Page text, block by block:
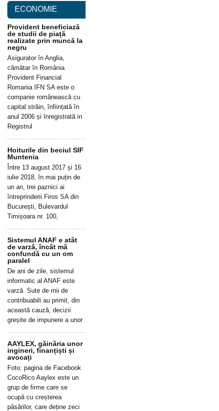
ECONOMIE
Provident beneficiază
de studii de piață
realizate prin muncă la
negru
Asigurator în Anglia,
cămătar în România
Provident Financial
Romania IFN SA este o
companie românească cu
capital străin, înființată în
anul 2006 și înregistrată in
Registrul
Hoiturile din beciul SIF
Muntenia
Între 13 august 2017 și 16
iulie 2018, în mai puțin de
un an, trei paznici ai
întreprinderii Firos SA din
București, Bulevardul
Timișoara nr. 100,
Sistemul ANAF e atât
de varză, încât mă
confundă cu un om
paralel
De ani de zile, sistemul
informatic al ANAF este
varză. Sute de mii de
contribuabili au primit, din
această cauză, decizii
greșite de impunere a unor
AAYLEX, găinăria unor
ingineri, finanțiști și
avocați
Foto: pagina de Facebook
CocoRico Aaylex este un
grup de firme care se
ocupă cu creșterea
păsărilor, care deține zeci